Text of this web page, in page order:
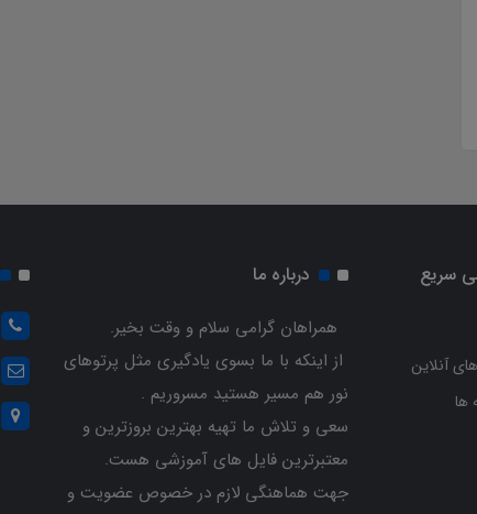
سریع
آنلاین
ها
درباره ما
همراهان گرامی سلام و وقت بخیر.
از اینکه با ما بسوی یادگیری مثل پرتوهای
نور هم مسیر هستید مسروریم .
سعی و تلاش ما تهیه بهترین بروزترین و
معتبرترین فایل های آموزشی هست.
جهت هماهنگی لازم در خصوص عضویت و